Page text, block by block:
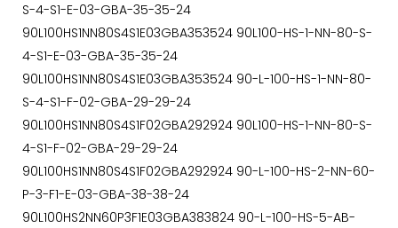
S-4-S1-E-03-GBA-35-35-24
90L100HS1NN80S4S1E03GBA353524 90L100-HS-1-NN-80-S-
4-S1-E-03-GBA-35-35-24
90L100HS1NN80S4S1E03GBA353524 90-L-100-HS-1-NN-80-
S-4-S1-F-02-GBA-29-29-24
90L100HS1NN80S4S1F02GBA292924 90L100-HS-1-NN-80-S-
4-S1-F-02-GBA-29-29-24
90L100HS1NN80S4S1F02GBA292924 90-L-100-HS-2-NN-60-
P-3-F1-E-03-GBA-38-38-24
90L100HS2NN60P3F1E03GBA383824 90-L-100-HS-5-AB-